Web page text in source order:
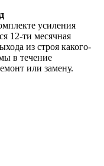
усиления
12-ти месячная
из строя какого-
в течение
или замену.